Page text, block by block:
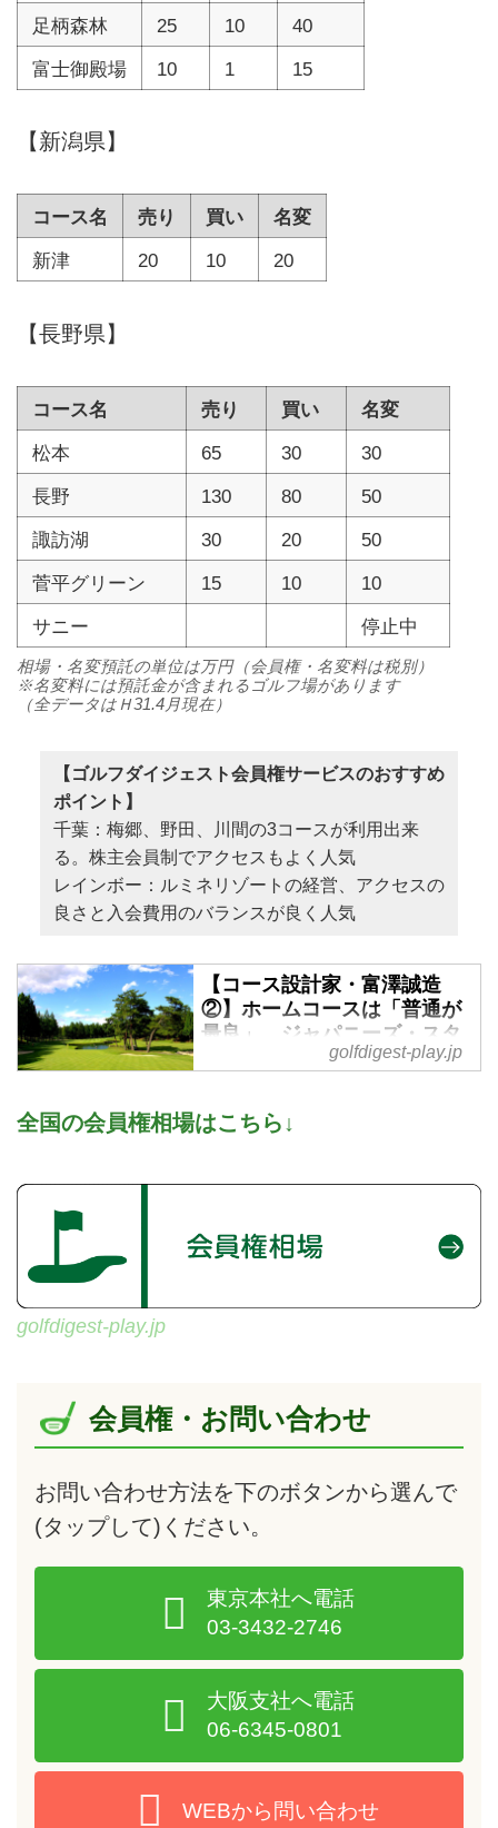
足柄森林 25 10
40
富士御殿場
10 1 15
【新潟県】
コース名 売り 買い
名変
新津
20 10 20
【長野県】
コース名 売り 買い
名変
松本
65 30
30
長野
130 80
50
諏訪湖
30 20
50
菅平グリーン
15 10
10
サニー
停止中
相場・名変預託の単位は万円（会員権・名変料は税別）
※名変料には預託金が含まれるゴルフ場があります
（全データはＨ31.4月現在）
【ゴルフダイジェスト会員権サービスのおすすめ
ポイント】
千葉：梅郷、野田、川間の3コースが利用出来
る。株主会員制でアクセスもよく人気
レインボー：ルミネリゾートの経営、アクセスの
良さと入会費用のバランスが良く人気
【コース設計家・富澤誠造
②】ホームコースは「普通が
最良」。ジャパニーズ・スタ
ンダードの魅力再発見 - ゴル
最も多い100コース以上を設計し
のコラムでは、この言葉に含まれ
る富澤誠造のゴルフコース設計を
golfdigest-play.jp
全国の会員権相場はこちら↓
golfdigest-play.jp
会員権・お問い合わせ
お問い合わせ方法を下のボタンから選んで
(タップして) ください。
東京本社へ電話
03-3432-2746
大阪支社へ電話
06-6345-0801
WEBから問い合わせ